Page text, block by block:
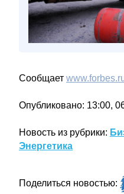
Сообщает
Опубликовано: 13:00,
Новость из рубрики:
Энергетика
Поделиться новостью: